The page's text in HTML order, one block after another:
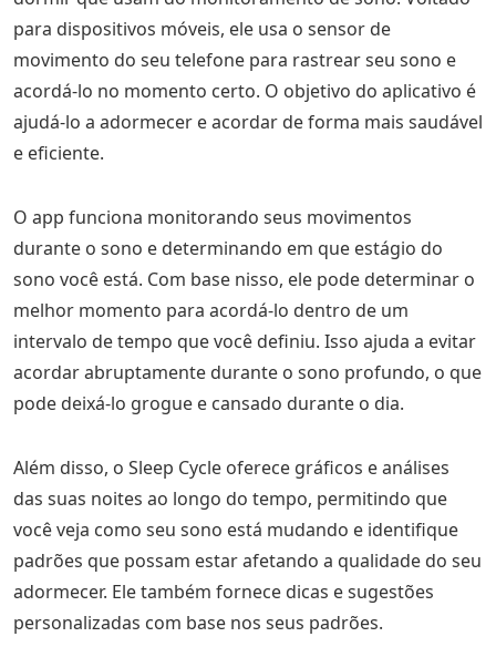
para dispositivos móveis, ele usa o sensor de
movimento do seu telefone para rastrear seu sono e
acordá-lo no momento certo. O objetivo do aplicativo é
ajudá-lo a adormecer e acordar de forma mais saudável
e eficiente.
O app funciona monitorando seus movimentos
durante o sono e determinando em que estágio do
sono você está. Com base nisso, ele pode determinar o
melhor momento para acordá-lo dentro de um
intervalo de tempo que você definiu. Isso ajuda a evitar
acordar abruptamente durante o sono profundo, o que
pode deixá-lo grogue e cansado durante o dia.
Além disso, o Sleep Cycle oferece gráficos e análises
das suas noites ao longo do tempo, permitindo que
você veja como seu sono está mudando e identifique
padrões que possam estar afetando a qualidade do seu
adormecer. Ele também fornece dicas e sugestões
personalizadas com base nos seus padrões.